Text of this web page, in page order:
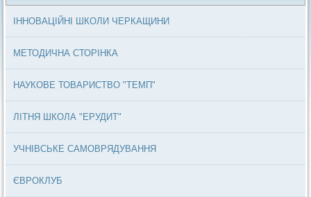
ІННОВАЦІЙНІ ШКОЛИ ЧЕРКАЩИНИ
МЕТОДИЧНА СТОРІНКА
НАУКОВЕ ТОВАРИСТВО "ТЕМП"
ЛІТНЯ ШКОЛА "ЕРУДИТ"
УЧНІВСЬКЕ САМОВРЯДУВАННЯ
ЄВРОКЛУБ